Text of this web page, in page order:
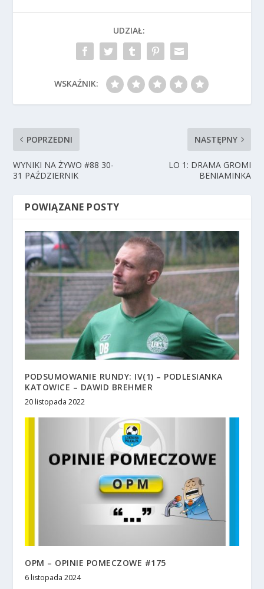
UDZIAŁ:
WSKAŹNIK:
POPRZEDNI
WYNIKI NA ŻYWO #88 30-
31 PAŹDZIERNIK
NASTĘPNY
LO 1: DRAMA GROMI
BENIAMINKA
POWIĄZANE POSTY
PODSUMOWANIE RUNDY: IV(1) – PODLESIANKA
KATOWICE – DAWID BREHMER
20 listopada 2022
OPM – OPINIE POMECZOWE #175
6 listopada 2024